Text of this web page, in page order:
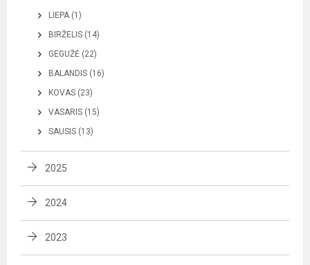
LIEPA (1)
BIRŽELIS (14)
GEGUŽĖ (22)
BALANDIS (16)
KOVAS (23)
VASARIS (15)
SAUSIS (13)
2025
2024
2023